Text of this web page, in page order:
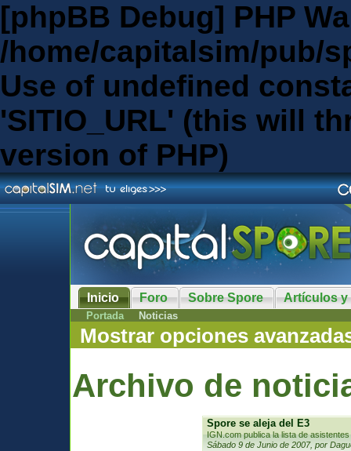
[phpBB Debug] PHP
/home/capitalsim/pub/
Use of undefined
'SITIO_URL' (this will
version of PHP)
Inicio Foro Sobre Spore Artículos y
Portada Noticias
Mostrar opciones
Archivo de
Spore se aleja del E3
IGN.com publica la lista de asistentes
Sábado 9 de Junio de 2007, por